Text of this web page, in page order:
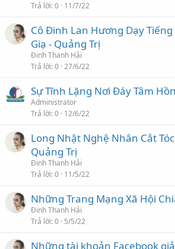
Trả lời 0 11/7/22
Cô Đinh Lan Hương Dạy Tiếng
Giạ - Quảng Trị
Đinh Thanh Hải
Trả lời 0 27/6/22
Sự Tĩnh Lặng Nơi Đáy Tâm
Administrator
Trả lời 0 12/6/22
Long Nhật Nghệ Nhân Cắt
Quảng Trị
Đinh Thanh Hải
Trả lời 0 11/5/22
Những Trang Mạng Xã Hội
Đinh Thanh Hải
Trả lời 0 5/5/22
Những tài khoản Facebook